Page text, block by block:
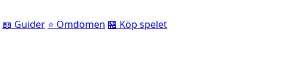
📖 Guider ⭐ Omdömen 🏪 Köp spelet